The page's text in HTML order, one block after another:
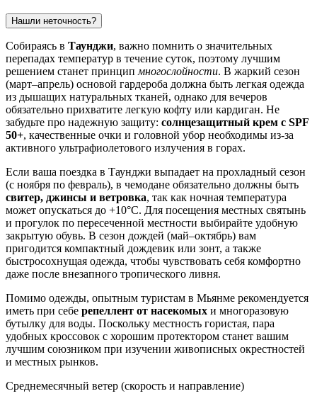
Нашли неточность?
Собираясь в Таунджи, важно помнить о значительных
перепадах температур в течение суток, поэтому лучшим
решением станет принцип многослойности. В жаркий сезон
(март–апрель) основой гардероба должна быть легкая одежда
из дышащих натуральных тканей, однако для вечеров
обязательно прихватите легкую кофту или кардиган. Не
забудьте про надежную защиту: солнцезащитный крем с SPF
50+, качественные очки и головной убор необходимы из-за
активного ультрафиолетового излучения в горах.
Если ваша поездка в Таунджи выпадает на прохладный сезон
(с ноября по февраль), в чемодане обязательно должны быть
свитер, джинсы и ветровка, так как ночная температура
может опускаться до +10°C. Для посещения местных святынь
и прогулок по пересеченной местности выбирайте удобную
закрытую обувь. В сезон дождей (май–октябрь) вам
пригодится компактный дождевик или зонт, а также
быстросохнущая одежда, чтобы чувствовать себя комфортно
даже после внезапного тропического ливня.
Помимо одежды, опытным туристам в Мьянме рекомендуется
иметь при себе репеллент от насекомых и многоразовую
бутылку для воды. Поскольку местность гористая, пара
удобных кроссовок с хорошим протектором станет вашим
лучшим союзником при изучении живописных окрестностей
и местных рынков.
Среднемесячный ветер (скорость и направление)